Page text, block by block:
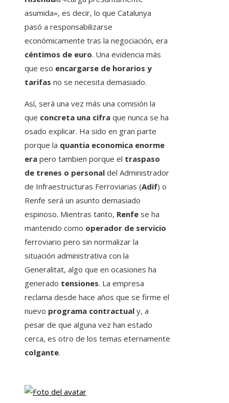
asumida», es decir, lo que Catalunya
pasó a responsabilizarse
económicamente tras la negociación, era
céntimos de euro. Una evidencia más
que eso encargarse de horarios y
tarifas no se necesita demasiado.
Así, será una vez más una comisión la
que concreta una cifra que nunca se ha
osado explicar. Ha sido en gran parte
porque la quantia economica enorme
era pero tambien porque el traspaso
de trenes o personal del Administrador
de Infraestructuras Ferroviarias (Adif) o
Renfe será un asunto demasiado
espinoso. Mientras tanto, Renfe se ha
mantenido como operador de servicio
ferroviario pero sin normalizar la
situación administrativa con la
Generalitat, algo que en ocasiones ha
generado tensiones. La empresa
reclama desde hace años que se firme el
nuevo programa contractual y, a
pesar de que alguna vez han estado
cerca, es otro de los temas eternamente
colgante.